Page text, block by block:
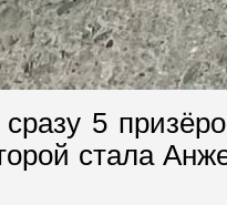
5
стала